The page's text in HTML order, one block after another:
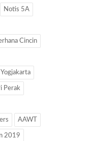
Notis 5A
Cincin
Yogjakarta
Perak
AAWT
2019